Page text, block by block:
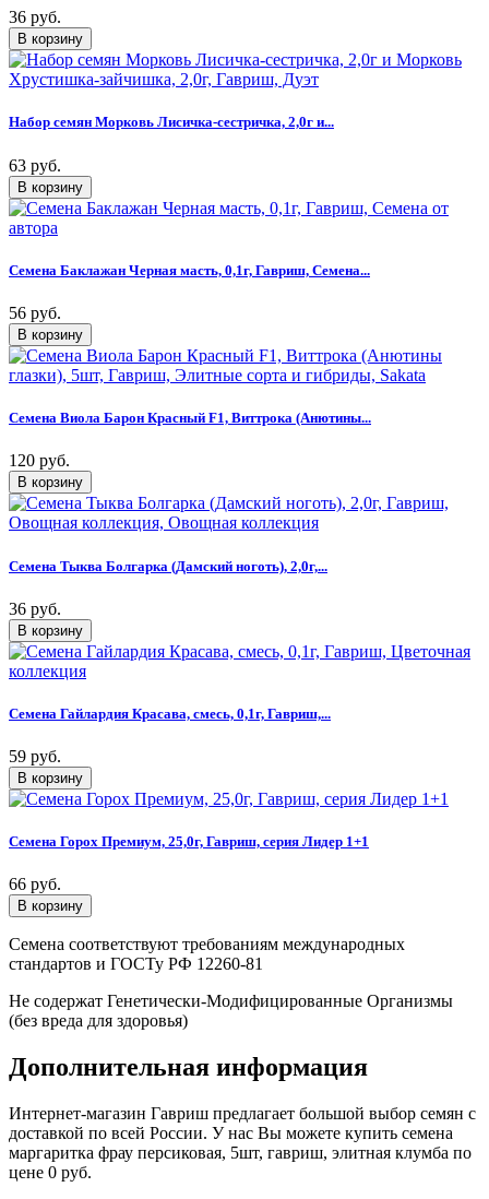
36 руб.
Набор семян Морковь Лисичка-сестричка, 2,0г и...
63 руб.
Семена Баклажан Черная масть, 0,1г, Гавриш, Семена...
56 руб.
Семена Виола Барон Красный F1, Виттрока (Анютины...
120 руб.
Семена Тыква Болгарка (Дамский ноготь), 2,0г,...
36 руб.
Семена Гайлардия Красава, смесь, 0,1г, Гавриш,...
59 руб.
Семена Горох Премиум, 25,0г, Гавриш, серия Лидер 1+1
66 руб.
Семена соответствуют требованиям международных
стандартов и ГОСТу РФ 12260-81
Не содержат Генетически-Модифицированные Организмы
(без вреда для здоровья)
Дополнительная информация
Интернет-магазин Гавриш предлагает большой выбор семян с
доставкой по всей России. У нас Вы можете купить семена
маргаритка фрау персиковая, 5шт, гавриш, элитная клумба по
цене 0 руб.